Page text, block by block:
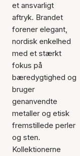
et ansvarligt
aftryk. Brandet
forener elegant,
nordisk enkelhed
med et stærkt
fokus på
bæredygtighed og
bruger
genanvendte
metaller og etisk
fremstillede perler
og sten.
Kollektionerne